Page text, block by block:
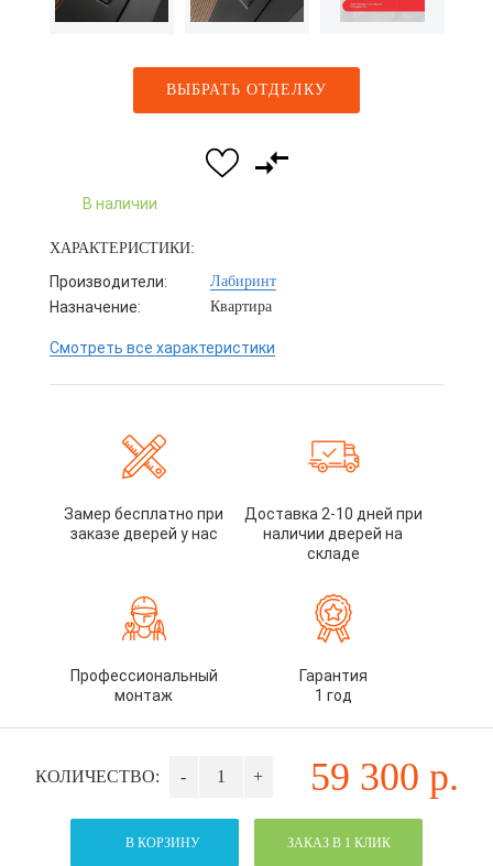
ВЫБРАТЬ ОТДЕЛКУ
В наличии
ХАРАКТЕРИСТИКИ:
Производители: Лабиринт
Назначение: Квартира
Смотреть все характеристики
Замер бесплатно при
заказе дверей у нас
Доставка 2-10 дней при
наличии дверей на
складе
Профессиональный
монтаж
Гарантия
1 год
КОЛИЧЕСТВО: - + 59 300 р.
В КОРЗИНУ ЗАКАЗ В 1 КЛИК